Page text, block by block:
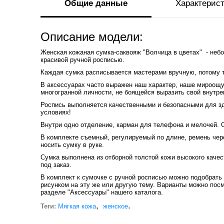
Общие данные
Описание модели:
Женская кожаная сумка-саквояж "Волчица в цветах" -
красивой ручной росписью.
Каждая сумка расписывается мастерами вручную, потому
В аксессуарах часто выражен наш характер, наше
многогранной личности, не боящейся выразить свой
Роспись выполняется качественными и безопасными для
условиях!
Внутри одно отделение, карман для телефона и мелочей.
В комплекте съемный, регулируемый по длине, ремень
носить сумку в руке.
Сумка выполнена из отборной толстой кожи высокого
под заказ.
В комплект к сумочке с ручной росписью можно
рисунком на эту же или другую тему. Варианты можно
разделе "Аксессуары" нашего каталога.
Теги: Мягкая кожа, женское.